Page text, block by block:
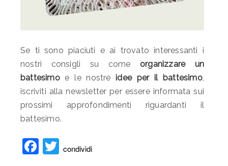
Se ti sono piaciuti e ai trovato interessanti i
nostri consigli su come organizzare un
battesimoe le nostre idee per il battesimo,
iscriviti alla newsletter per essere informata sui
prossimi approfondimenti riguardanti il
battesimo.
FacebookTwitter
condividi